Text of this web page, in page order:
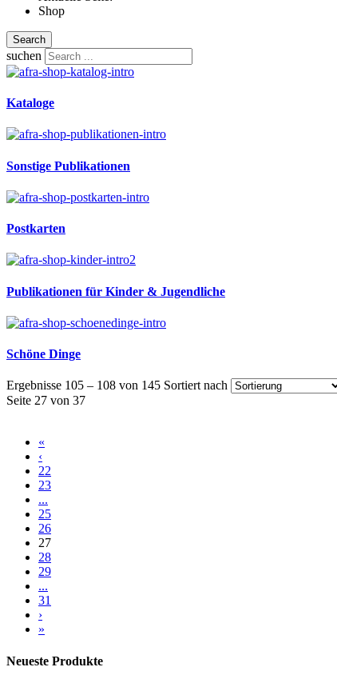
Shop
Search
suchen
Kataloge
Sonstige Publikationen
Postkarten
Publikationen für Kinder & Jugendliche
Schöne Dinge
Ergebnisse 105 – 108 von 145 Sortiert nach
Seite 27 von 37
«
‹
22
23
...
25
26
27
28
29
...
31
›
»
Neueste Produkte